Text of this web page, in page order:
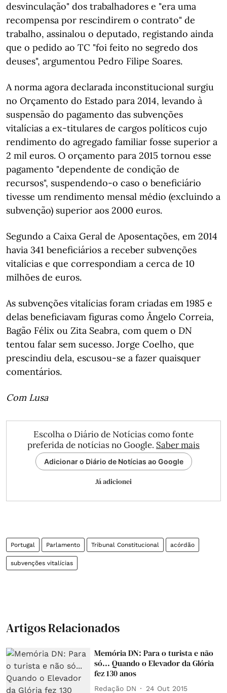
desvinculação" dos trabalhadores e "era uma
recompensa por rescindirem o contrato" de
trabalho, assinalou o deputado, registando ainda
que o pedido ao TC "foi feito no segredo dos
deuses", argumentou Pedro Filipe Soares.
A norma agora declarada inconstitucional surgiu
no Orçamento do Estado para 2014, levando à
suspensão do pagamento das subvenções
vitalícias a ex-titulares de cargos políticos cujo
rendimento do agregado familiar fosse superior a
2 mil euros. O orçamento para 2015 tornou esse
pagamento "dependente de condição de
recursos", suspendendo-o caso o beneficiário
tivesse um rendimento mensal médio (excluindo a
subvenção) superior aos 2000 euros.
Segundo a Caixa Geral de Aposentações, em 2014
havia 341 beneficiários a receber subvenções
vitalícias e que correspondiam a cerca de 10
milhões de euros.
As subvenções vitalícias foram criadas em 1985 e
delas beneficiavam figuras como Ângelo Correia,
Bagão Félix ou Zita Seabra, com quem o DN
tentou falar sem sucesso. Jorge Coelho, que
prescindiu dela, escusou-se a fazer quaisquer
comentários.
Com Lusa
Escolha o Diário de Notícias como fonte
preferida de notícias no Google. Saber mais
Adicionar o Diário de Notícias ao Google
Já adicionei
Portugal Parlamento Tribunal Constitucional acórdão
subvenções vitalícias
Artigos Relacionados
Memória DN: Para o turista e não
só... Quando o Elevador da Glória
fez 130 anos
Redação DN 24 Out 2015